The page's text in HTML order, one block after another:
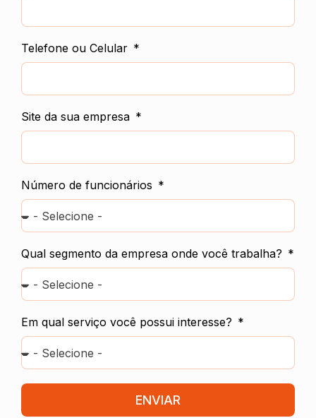
Telefone ou Celular
Site da sua empresa
Número de funcionários
Qual segmento da empresa onde você trabalha?
Em qual serviço você possui interesse?
ENVIAR